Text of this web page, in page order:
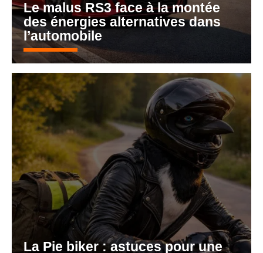
Le malus RS3 face à la montée
des énergies alternatives dans
l’automobile
La Pie biker : astuces pour une